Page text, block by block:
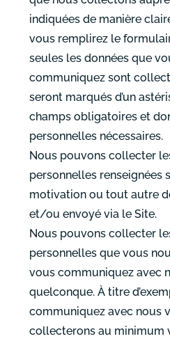
indiquées de manière
vous remplirez le
seules les données que
communiquez sont
seront marqués d’un
champs obligatoires et
personnelles nécessaires.
Nous pouvons collecter
personnelles renseignées
motivation ou tout autre
et/ou envoyé via le Site.
Nous pouvons collecter
personnelles que vous
vous communiquez avec
quelconque. À titre
communiquez avec nous
collecterons au minimum